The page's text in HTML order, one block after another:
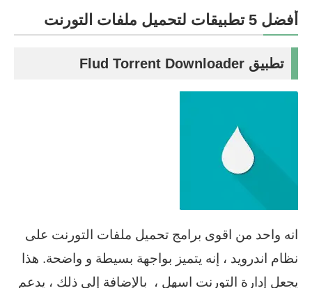
أفضل 5 تطبيقات لتحميل ملفات التورنت
تطبيق Flud Torrent Downloader
انه واحد من اقوى برامج تحميل ملفات التورنت على
نظام اندرويد ، إنه يتميز بواجهة بسيطة و واضحة. هذا
يجعل إدارة التورنت اسهل ، بالإضافة إلى ذلك ، يدعم